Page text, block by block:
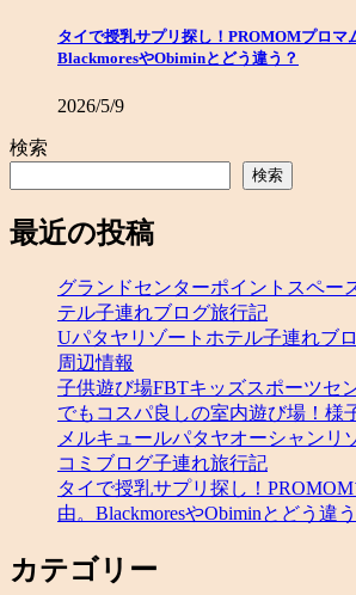
タイで授乳サプリ探し！PROMOMプロマ
BlackmoresやObiminとどう違う？
2026/5/9
検索
検索
最近の投稿
グランドセンターポイントスペー
テル子連れブログ旅行記
Uパタヤリゾートホテル子連れブ
周辺情報
子供遊び場FBTキッズスポーツセ
でもコスパ良しの室内遊び場！様
メルキュールパタヤオーシャンリ
コミブログ子連れ旅行記
タイで授乳サプリ探し！
由。BlackmoresやObiminとどう違
カテゴリー